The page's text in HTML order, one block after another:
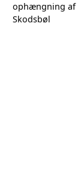
ophængning
Skodsbøl